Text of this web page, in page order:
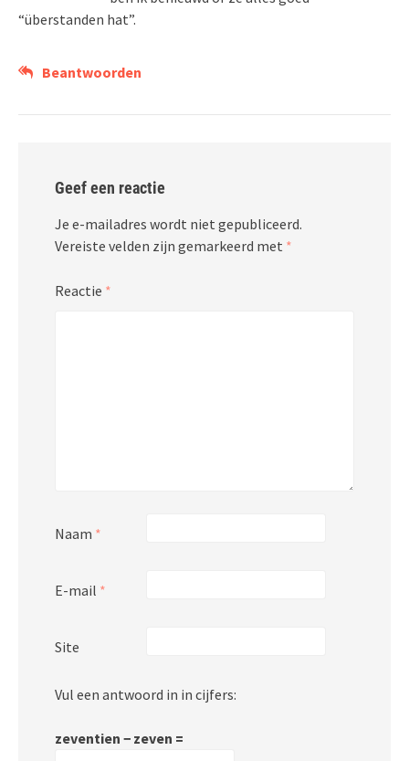
“überstanden hat”.
Beantwoorden
Geef een reactie
Je e-mailadres wordt niet gepubliceerd.
Vereiste velden zijn gemarkeerd met *
Reactie *
Naam *
E-mail *
Site
Vul een antwoord in in cijfers:
zeventien − zeven =